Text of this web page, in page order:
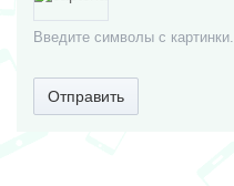
Введите символы с картинки.
Отправить